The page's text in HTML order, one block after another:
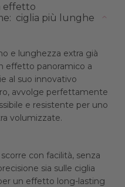
effetto
ciglia più lunghe
e lunghezza extra già
effetto panoramico a
al suo innovativo
avvolge perfettamente
e resistente per uno
volumizzate.
con facilità, senza
sia sulle ciglia
un effetto long-lasting